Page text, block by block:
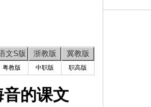
文S版 浙教版
冀教版
粤教版 中职版 职高版
的课文